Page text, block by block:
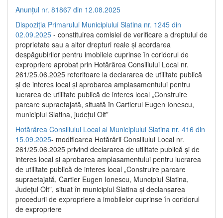
Anunțul nr. 81867 din 12.08.2025
Dispoziția Primarului Municipiului Slatina nr. 1245 din
02.09.2025 - constituirea comisiei de verificare a dreptului de
proprietate sau a altor drepturi reale și acordarea
despăgubirilor pentru imobilele cuprinse în coridorul de
expropriere aprobat prin Hotărârea Consiliului Local nr.
261/25.06.2025 referitoare la declararea de utilitate publică
și de interes local și aprobarea amplasamentului pentru
lucrarea de utilitate publică de interes local „Construire
parcare supraetajată, situată în Cartierul Eugen Ionescu,
municipiul Slatina, județul Olt”
Hotărârea Consiliului Local al Municipiului Slatina nr. 416 din
15.09.2025- modificarea Hotărârii Consiliului Local nr.
261/25.06.2025 privind declararea de utilitate publică și de
interes local și aprobarea amplasamentului pentru lucrarea
de utilitate publică de interes local „Construire parcare
supraetajată, Cartier Eugen Ionescu, Muncipiul Slatina,
Județul Olt”, situat în municipiul Slatina și declanșarea
procedurii de expropriere a imobilelor cuprinse în coridorul
de expropriere